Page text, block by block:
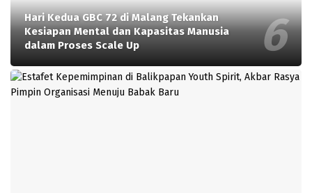
Hari Kedua GBC 72 di Malang Tekankan
Kesiapan Mental dan Kapasitas Manusia
dalam Proses Scale Up